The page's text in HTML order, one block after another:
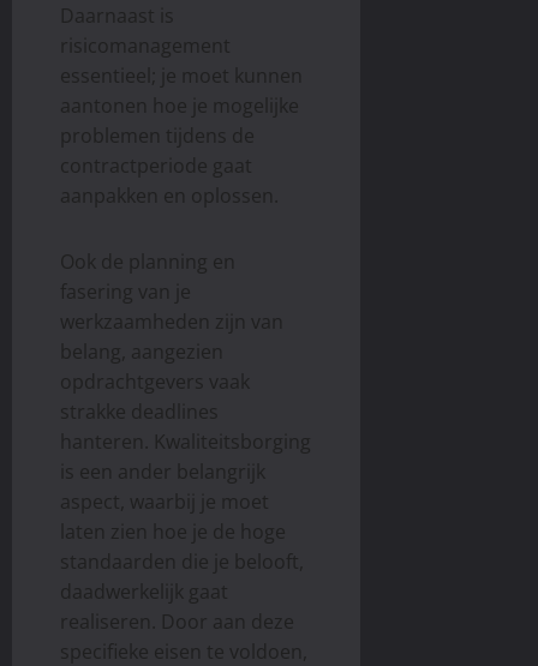
Daarnaast is
risicomanagement
essentieel; je moet kunnen
aantonen hoe je mogelijke
problemen tijdens de
contractperiode gaat
aanpakken en oplossen.
Ook de planning en
fasering van je
werkzaamheden zijn van
belang, aangezien
opdrachtgevers vaak
strakke deadlines
hanteren. Kwaliteitsborging
is een ander belangrijk
aspect, waarbij je moet
laten zien hoe je de hoge
standaarden die je belooft,
daadwerkelijk gaat
realiseren. Door aan deze
specifieke eisen te voldoen,